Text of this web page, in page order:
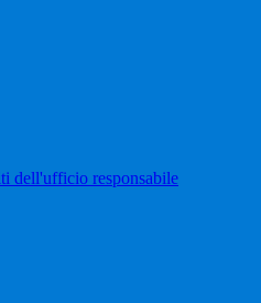
dell'ufficio responsabile